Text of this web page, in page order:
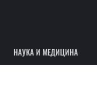
НАУКА И МЕДИЦИНА